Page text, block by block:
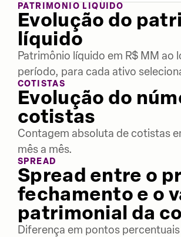
PATRIMÔNIO LÍQUIDO
Evolução do
líquido
Patrimônio líquido em R$ MM ao
período, para cada ativo
COTISTAS
Evolução do
cotistas
Contagem absoluta de cotistas
mês a mês.
SPREAD
Spread entre o
fechamento e o
patrimonial da
Diferença em pontos